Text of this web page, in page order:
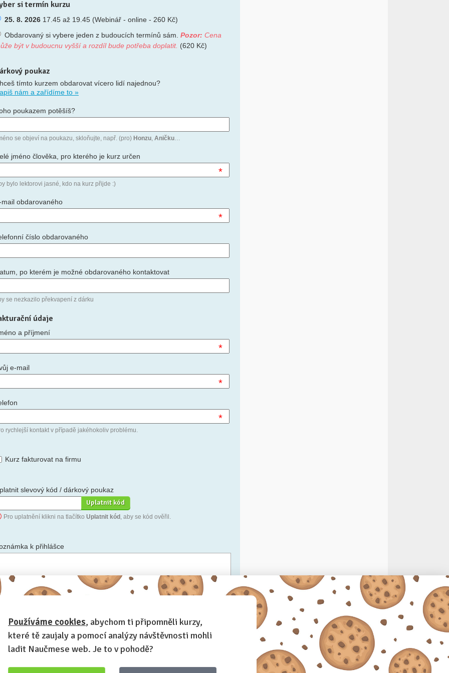
si termín kurzu
25. 8. 2026 17.45 až 19.45 (Webinář - online - 260 Kč)
Obdarovaný si vybere jeden z budoucích termínů sám. Pozor: Cena
být v budoucnu vyšší a rozdíl bude potřeba doplatit. (620 Kč)
poukaz
tímto kurzem obdarovat vícero lidí najednou?
nám a zařídíme to »
poukazem potěšíš?
se objeví na poukazu, skloňujte, např. (pro) Honzu, Aničku…
jméno člověka, pro kterého je kurz určen
*
bylo lektorovi jasné, kdo na kurz přijde :)
mail obdarovaného
*
číslo obdarovaného
po kterém je možné obdarovaného kontaktovat
se nezkazilo překvapení z dárku
údaje
a příjmení
*
e-mail
*
*
rychlejší kontakt v případě jakéhokoliv problému.
Kurz fakturovat na firmu
slevový kód / dárkový poukaz
Pro uplatnění klikni na tlačítko Uplatnit kód , aby se kód ověřil.
k přihlášce
Anonymní profil– odesláním přihlášky se automaticky vytvoří tvůj
na Naučmese. Zatrhni tuto volbu a profil bude skrytý.
Chci dostávat Naučmese newsletter
Používáme cookies, abychom ti připomněli kurzy,
které tě zaujaly a pomocí analýzy návštěvnosti mohli
ladit Naučmese web. Je to v pohodě?